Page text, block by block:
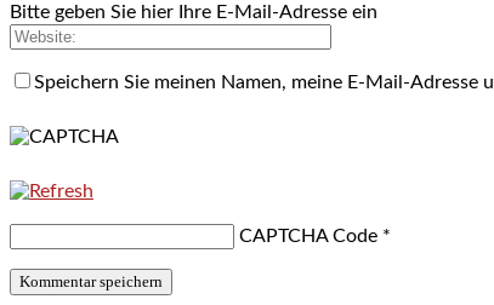
Bitte geben Sie hier Ihre E-Mail-Adresse ein
Speichern Sie meinen Namen, meine E-Mail-
CAPTCHA Code *